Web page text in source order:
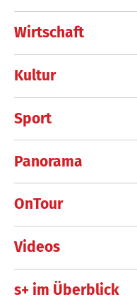
Wirtschaft
Kultur
Sport
Panorama
OnTour
Videos
s+ im Überblick